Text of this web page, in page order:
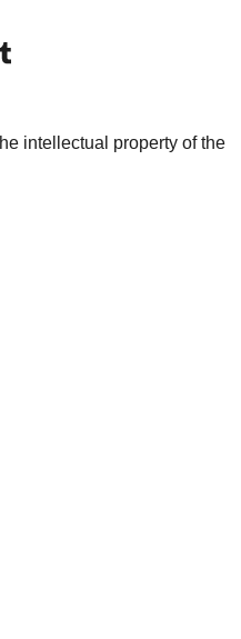
channel
Посетите наш Tumblr налог
intellectual property of the